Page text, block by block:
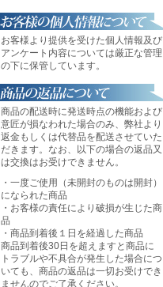
お客様より提供を受けた個人情報及び
アンケート内容については厳正な管理
の下に保管しています。
商品の配送時に発送時点の機能および
意匠が損なわれた場合のみ、弊社より
返金もしくは代替品を配送させていた
だきます。なお、以下の場合の返品又
は交換はお受けできません。
・一度ご使用（未開封のものは開封）
になられた商品
・お客様の責任により破損が生じた商
品
・商品到着後１日を経過した商品
商品到着後30日を超えますと商品に
トラブルや不具合が発生した場合につ
いても、商品の返品は一切お受けでき
ませんのでご了承ください。